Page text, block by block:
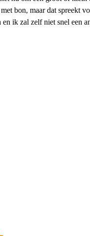
bon, maar dat spreekt
en ik zal zelf niet snel een